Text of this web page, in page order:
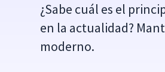
¿Sabe cuál es el
en la actualidad?
moderno.